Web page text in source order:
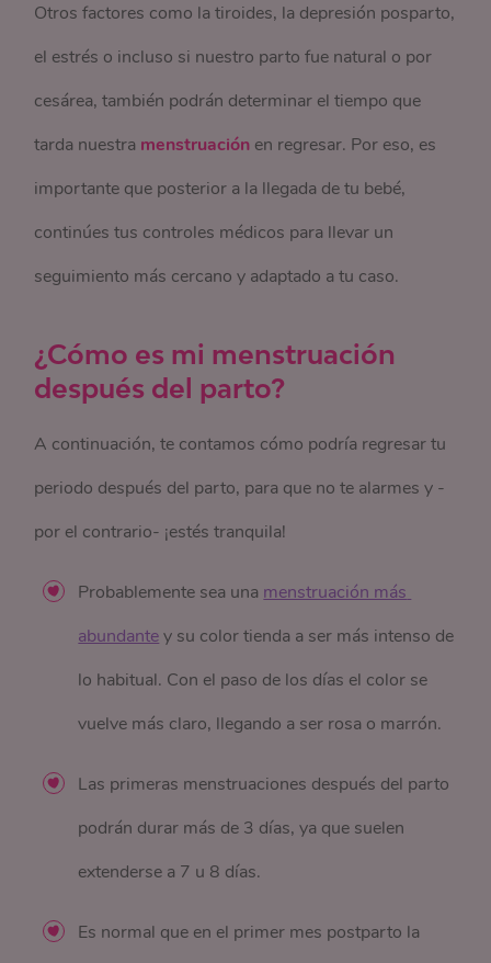
Otros factores como la tiroides, la depresión posparto,
el estrés o incluso si nuestro parto fue natural o por
cesárea, también podrán determinar el tiempo que
tarda nuestra menstruación en regresar. Por eso, es
importante que posterior a la llegada de tu bebé,
continúes tus controles médicos para llevar un
seguimiento más cercano y adaptado a tu caso.
¿Cómo es mi menstruación
después del parto?
A continuación, te contamos cómo podría regresar tu
periodo después del parto, para que no te alarmes y -
por el contrario- ¡estés tranquila!
Probablemente sea una menstruación más
abundantey su color tienda a ser más intenso de
lo habitual. Con el paso de los días el color se
vuelve más claro, llegando a ser rosa o marrón.
Las primeras menstruaciones después del parto
podrán durar más de 3 días, ya que suelen
extenderse a 7 u 8 días.
Es normal que en el primer mes postparto la